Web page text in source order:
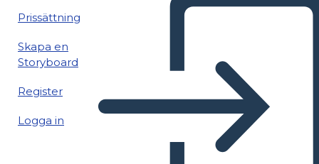
Prissättning
Skapa en
Storyboard
Register
Logga in